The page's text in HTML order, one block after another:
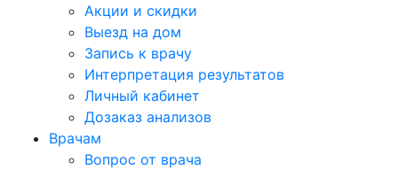
Акции и скидки
Выезд на дом
Запись к врачу
Интерпретация результатов
Личный кабинет
Дозаказ анализов
Врачам
Вопрос от врача